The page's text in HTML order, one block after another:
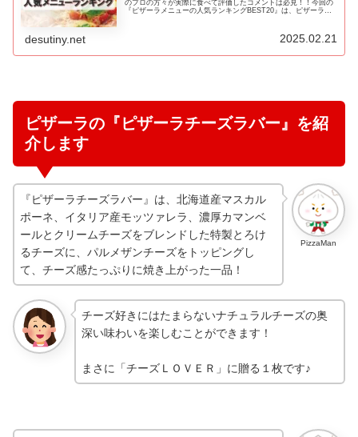
のプロの方々が実際に食べて評価したコメントは必見！！今回の
『ピザーラメニューの人気ランキングBEST20』は、ピザーラの
desutiny.net 2025.02.21
ピザーラの『ピザーラチーズラバー』を紹
介します
PizzaMan
『ピザーラチーズラバー』は、北海道産マスカル
ポーネ、イタリア産モッツァレラ、濃厚カマンベ
ールとクリームチーズをブレンドした特製とろけ
るチーズに、パルメザンチーズをトッピングし
て、チーズ感たっぷりに焼き上がった一品！
チーズ好きにはたまらないナチュラルチーズの奥
深い味わいを楽しむことができます！
まさに「チーズＬＯＶＥＲ」に贈る１枚です♪